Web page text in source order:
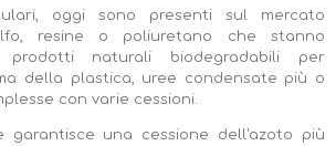
oggi sono presenti sul mercato
resine o poliuretano che stanno
prodotti naturali biodegradabili per
della plastica, uree condensate più o
con varie cessioni.
garantisce una cessione dell'azoto più